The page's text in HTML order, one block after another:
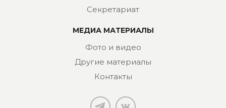
Секретариат
МЕДИА МАТЕРИАЛЫ
Фото и видео
Другие материалы
Контакты